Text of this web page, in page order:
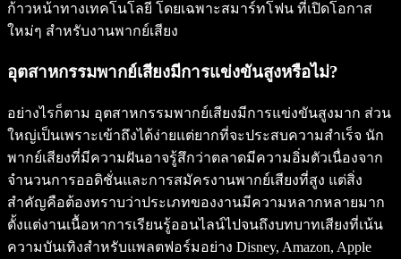
ก้าวหน้าทางเทคโนโลยี โดยเฉพาะสมาร์ทโฟน ที่เปิดโอกาส
ใหม่ๆ สำหรับงานพากย์เสียง
อุตสาหกรรมพากย์เสียงมีการแข่งขันสูงหรือไม่?
อย่างไรก็ตาม อุตสาหกรรมพากย์เสียงมีการแข่งขันสูงมาก ส่วน
ใหญ่เป็นเพราะเข้าถึงได้ง่ายแต่ยากที่จะประสบความสำเร็จ นัก
พากย์เสียงที่มีความฝันอาจรู้สึกว่าตลาดมีความอิ่มตัวเนื่องจาก
จำนวนการออดิชั่นและการสมัครงานพากย์เสียงที่สูง แต่สิ่ง
สำคัญคือต้องทราบว่าประเภทของงานมีความหลากหลายมาก
ตั้งแต่งานเนื้อหาการเรียนรู้ออนไลน์ไปจนถึงบทบาทเสียงที่เน้น
ความบันเทิงสำหรับแพลตฟอร์มอย่าง Disney, Amazon, Apple